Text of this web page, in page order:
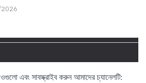
এবং সাবস্ক্রাইব করুন আমাদের চ্যানেলটি: